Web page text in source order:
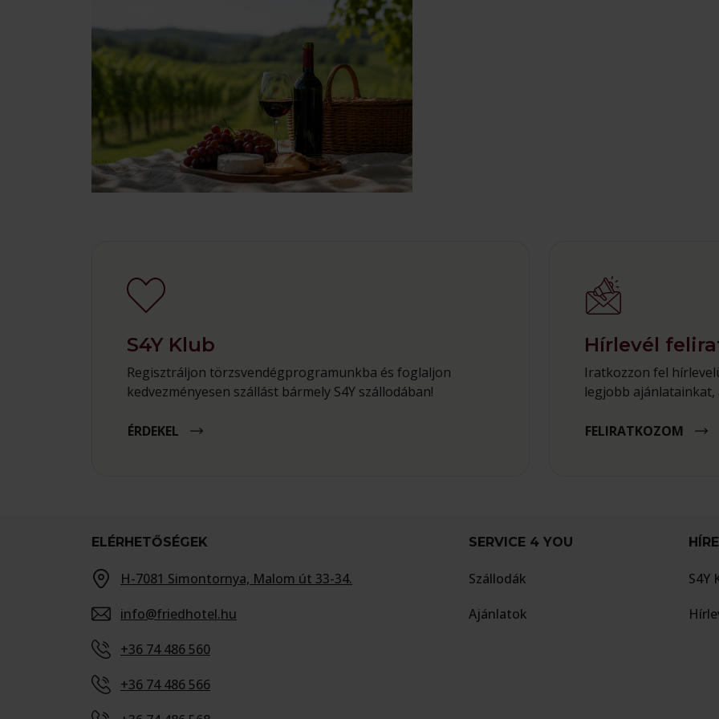
S4Y Klub
Regisztráljon törzsvendégprogramunkba és foglaljon
kedvezményesen szállást bármely S4Y szállodában!
ÉRDEKEL
Hírlevél
Iratkozzon fel
legjobb
FELIRATKOZOM
ELÉRHETŐSÉGEK
H-7081 Simontornya, Malom út 33-34.
info@friedhotel.hu
+36 74 486 560
+36 74 486 566
SERVICE 4 YOU
Szállodák
Ajánlatok
S4Y